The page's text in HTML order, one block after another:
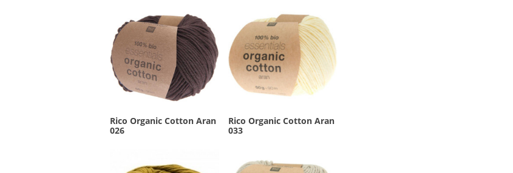
Rico Organic Cotton Aran
026
Rico Organic Cotton Aran
033